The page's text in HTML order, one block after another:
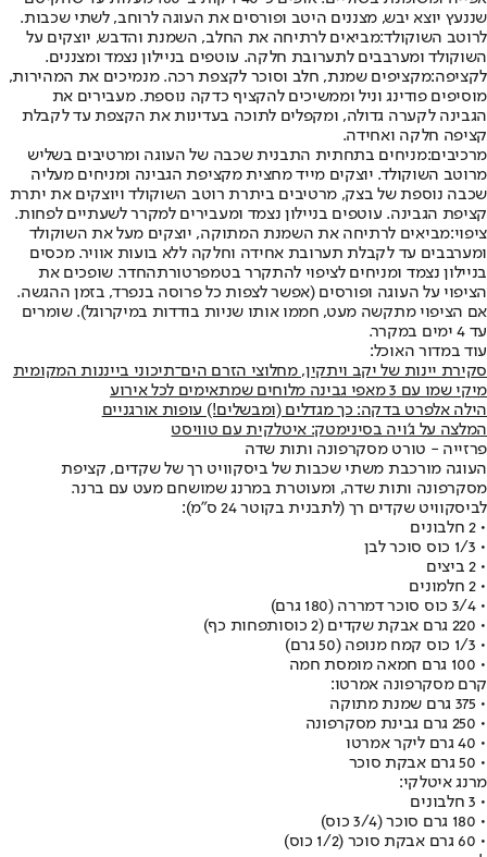
שננעץ יוצא יבש, מצננים היטב ופורסים את העוגה לרוחב, לשתי שכבות.
לרוטב השוקולד:מביאים לרתיחה את החלב, השמנת והדבש, יוצקים על
השוקולד ומערבבים לתערובת חלקה. עוטפים בניילון נצמד ומצננים.
לקציפה:מקציפים שמנת, חלב וסוכר לקצפת רכה. מנמיכים את המהירות,
מוסיפים פודינג וניל וממשיכים להקציף כדקה נוספת. מעבירים את
הגבינה לקערה גדולה, ומקפלים לתוכה בעדינות את הקצפת עד לקבלת
קציפה חלקה ואחידה.
מרכיבים:מניחים בתחתית התבנית שכבה של העוגה ומרטיבים בשליש
מרוטב השוקולד. יוצקים מייד מחצית מקציפת הגבינה ומניחים מעליה
שכבה נוספת של בצק, מרטיבים ביתרת רוטב השוקולד ויוצקים את יתרת
קציפת הגבינה. עוטפים בניילון נצמד ומעבירים למקרר לשעתיים לפחות.
ציפוי:מביאים לרתיחה את השמנת המתוקה, יוצקים מעל את השוקולד
ומערבבים עד לקבלת תערובת אחידה וחלקה ללא בועות אוויר. מכסים
בניילון נצמד ומניחים לציפוי להתקרר בטמפרטורתהחדר. שופכים את
הציפוי על העוגה ופורסים (אפשר לצפות כל פרוסה בנפרד, בזמן ההגשה.
אם הציפוי מתקשה מעט, חממו אותו שניות בודדות במיקרוגל). שומרים
עד 4 ימים במקרר.
עוד במדור האוכל:
סקירת יינות של יקב ויתקין, מחלוצי הזרם הים־תיכוני בייננות המקומית
מיקי שמו עם 3 מאפי גבינה מלוחים שמתאימים לכל אירוע
הילה אלפרט בדקה: כך מגדלים (ומבשלים!) עופות אורגניים
המלצה על ג'ויה בסינימטק: איטלקית עם טוויסט
פרזייה - טורט מסקרפונה ותות שדה
העוגה מורכבת משתי שכבות של ביסקוויט רך של שקדים, קציפת
מסקרפונה ותות שדה, ומעוטרת במרנג שמושחם מעט עם ברנר.
לביסקוויט שקדים רך (לתבנית בקוטר 24 ס"מ):
• 2 חלבונים
• 1/3 כוס סוכר לבן
• 2 ביצים
• 2 חלמונים
• 3/4 כוס סוכר דמררה (180 גרם)
• 220 גרם אבקת שקדים (2 כוסות
פחות כף)
• 1/3 כוס קמח מנופה (50 גרם)
• 100 גרם חמאה מומסת חמה
קרם מסקרפונה אמרטו:
• 375 גרם שמנת מתוקה
• 250 גרם גבינת מסקרפונה
• 40 גרם ליקר אמרטו
• 50 גרם אבקת סוכר
מרנג איטלקי:
• 3 חלבונים
• 180 גרם סוכר (3/4 כוס)
• 60 גרם אבקת סוכר (1/2 כוס)